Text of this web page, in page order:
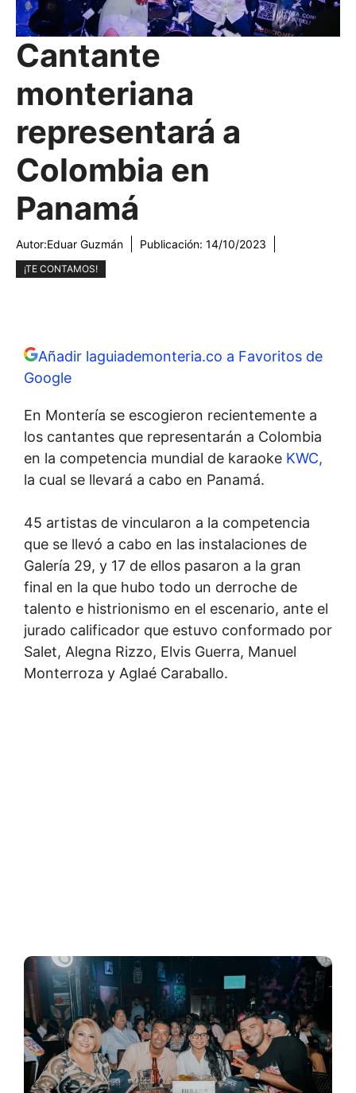
Cantante
monteriana
representará a
Colombia en
Panamá
Autor:Eduar Guzmán Publicación: 14/10/2023
¡TE CONTAMOS!
Añadir laguiademonteria.co a Favoritos de
Google
En Montería se escogieron recientemente a
los cantantes que representarán a Colombia
en la competencia mundial de karaoke KWC,
la cual se llevará a cabo en Panamá.
45 artistas de vincularon a la competencia
que se llevó a cabo en las instalaciones de
Galería 29, y 17 de ellos pasaron a la gran
final en la que hubo todo un derroche de
talento e histrionismo en el escenario, ante el
jurado calificador que estuvo conformado por
Salet, Alegna Rizzo, Elvis Guerra, Manuel
Monterroza y Aglaé Caraballo.